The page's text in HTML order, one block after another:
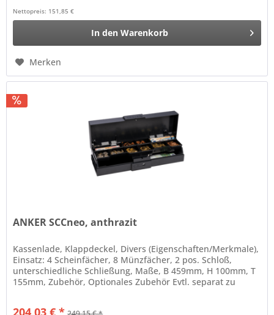
Nettopreis: 151,85 €
In den Warenkorb
Merken
ANKER SCCneo, anthrazit
Kassenlade, Klappdeckel, Divers (Eigenschaften/Merkmale),
Einsatz: 4 Scheinfächer, 8 Münzfächer, 2 pos. Schloß,
unterschiedliche Schließung, Maße, B 459mm, H 100mm, T
155mm, Zubehör, Optionales Zubehör Evtl. separat zu